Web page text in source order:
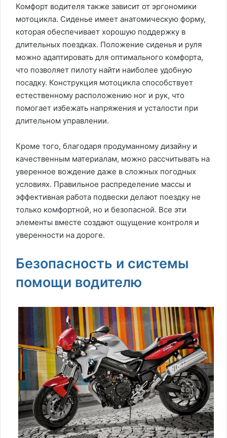
Комфорт водителя также зависит от эргономики
мотоцикла. Сиденье имеет анатомическую форму,
которая обеспечивает хорошую поддержку в
длительных поездках. Положение сиденья и руля
можно адаптировать для оптимального комфорта,
что позволяет пилоту найти наиболее удобную
посадку. Конструкция мотоцикла способствует
естественному расположению ног и рук, что
помогает избежать напряжения и усталости при
длительном управлении.
Кроме того, благодаря продуманному дизайну и
качественным материалам, можно рассчитывать на
уверенное вождение даже в сложных погодных
условиях. Правильное распределение массы и
эффективная работа подвески делают поездку не
только комфортной, но и безопасной. Все эти
элементы вместе создают ощущение контроля и
уверенности на дороге.
Безопасность и системы
помощи водителю